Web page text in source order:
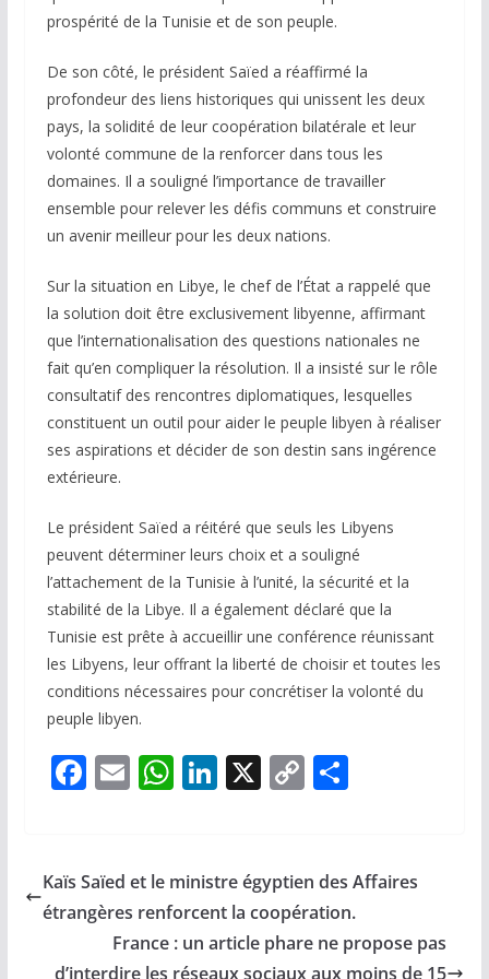
prospérité de la Tunisie et de son peuple.
De son côté, le président Saïed a réaffirmé la
profondeur des liens historiques qui unissent les deux
pays, la solidité de leur coopération bilatérale et leur
volonté commune de la renforcer dans tous les
domaines. Il a souligné l’importance de travailler
ensemble pour relever les défis communs et construire
un avenir meilleur pour les deux nations.
Sur la situation en Libye, le chef de l’État a rappelé que
la solution doit être exclusivement libyenne, affirmant
que l’internationalisation des questions nationales ne
fait qu’en compliquer la résolution. Il a insisté sur le rôle
consultatif des rencontres diplomatiques, lesquelles
constituent un outil pour aider le peuple libyen à réaliser
ses aspirations et décider de son destin sans ingérence
extérieure.
Le président Saïed a réitéré que seuls les Libyens
peuvent déterminer leurs choix et a souligné
l’attachement de la Tunisie à l’unité, la sécurité et la
stabilité de la Libye. Il a également déclaré que la
Tunisie est prête à accueillir une conférence réunissant
les Libyens, leur offrant la liberté de choisir et toutes les
conditions nécessaires pour concrétiser la volonté du
peuple libyen.
F
b
o
E
l
W
s
A
p
Li
e
dI
n
X C
y
Li
n
P
g
er
Kaïs Saïed et le ministre égyptien des Affaires
étrangères renforcent la coopération.
France : un article phare ne propose pas
d’interdire les réseaux sociaux aux moins de 15